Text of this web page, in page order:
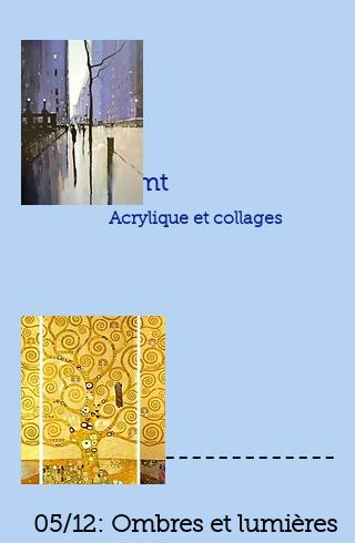
28/11: Klimt
Acrylique et collages
Décembre-------------
05/12: Ombres et lumières